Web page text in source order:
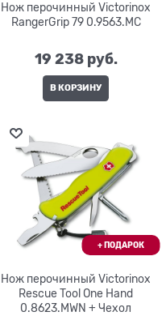
Нож перочинный Victorinox
RangerGrip 79 0.9563.MC
19 238 руб.
В КОРЗИНУ
Нож перочинный Victorinox
Rescue Tool One Hand
0.8623.MWN + Чехол